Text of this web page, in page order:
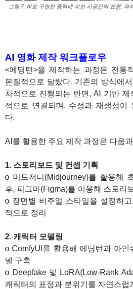
그림 7. AI로 구현한 중력에 의한 시공간의 표현, 격
AI 영화 제작 워크플로우
<에딩턴>을 제작하는 과정은 전통
본질적으로 달랐다. 기존의 방식에
차적으로 진행되는 반면, AI 기반 제
적으로 연결되며, 수정과 재생성이
다.
AI를 활용한 주요 제작 과정은 다음
1. 스토리보드 및 컨셉 기획
o 미드저니(Midjourney)를 활용해
후, 피그마(Figma)를 이용해 스토리
o 장면별 비주얼 스타일을 설정하
적으로 정리
2. 캐릭터 모델링
o ComfyUI를 활용해 에딩턴과 아인
델 구축
o Deepfake 및 LoRA(Low-Rank
캐릭터의 표정과 분위기를 자연스럽